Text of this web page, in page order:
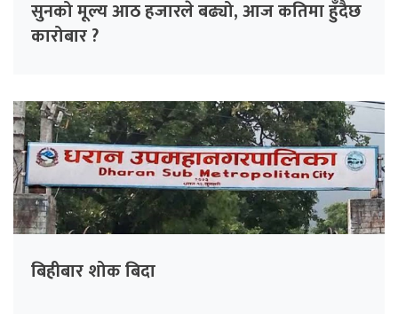
सुनको मूल्य आठ हजारले बढ्यो, आज कतिमा हुँदैछ
कारोबार ?
बिहीबार शोक बिदा